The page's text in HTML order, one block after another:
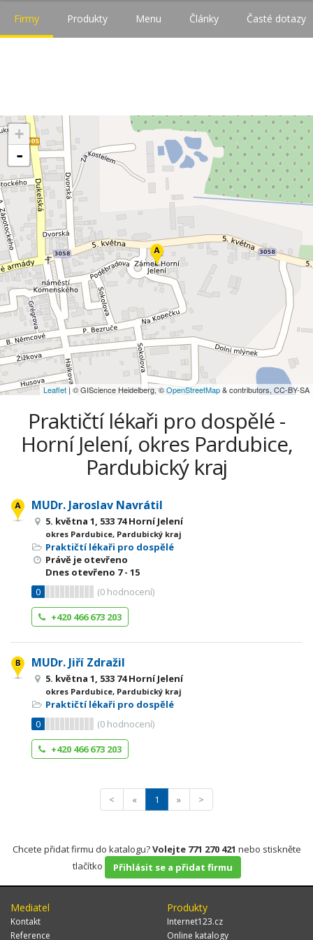
Firmy Produkty Menu Články Časté dotazy
+
-
Leaflet | © GIScience Heidelberg, ©OpenStreetMap& contributors, CC-BY-SA
Praktičtí lékaři pro dospělé -
Horní Jelení, okres Pardubice,
Pardubický kraj
MUDr. Jaroslav Navrátil
5. května 1, 533 74 Horní Jelení
okres Pardubice, Pardubický kraj
Praktičtí lékaři pro dospělé
Právě je otevřeno
Dnes otevřeno 7 - 15
0
(0 hodnocení)
+420 466 673 203
MUDr. Jiří Zdražil
5. května 1, 533 74 Horní Jelení
okres Pardubice, Pardubický kraj
Praktičtí lékaři pro dospělé
0
(0 hodnocení)
+420 466 673 203
< « 1 » >
Chcete přidat firmu do katalogu?Volejte 771 270 421 nebo stiskněte
tlačítko
Přihlásit se a přidat firmu
Mediatel
Kontakt
Reference
Produkty
Internet123.cz
Online katalogy